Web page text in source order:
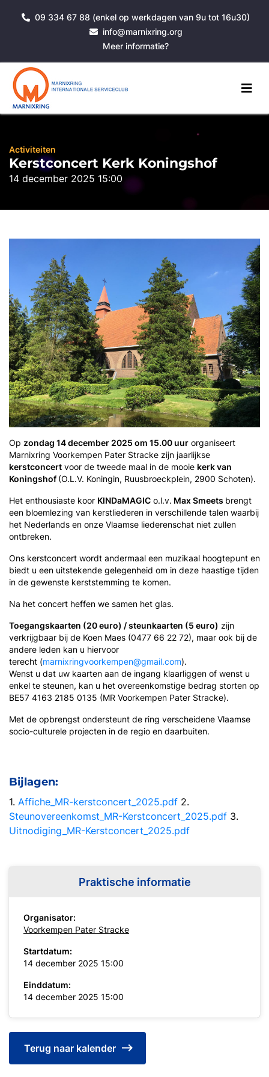
09 334 67 88 (enkel op werkdagen van 9u tot 16u30)
info@marnixring.org
Meer informatie?
Activiteiten
Kerstconcert Kerk Koningshof
14 december 2025 15:00
Op zondag 14 december 2025 om 15.00 uur organiseert
Marnixring Voorkempen Pater Stracke zijn jaarlijkse
kerstconcert voor de tweede maal in de mooie kerk van
Koningshof (O.L.V. Koningin, Ruusbroeckplein, 2900 Schoten).
Het enthousiaste koor KINDaMAGIC o.l.v. Max Smeets brengt
een bloemlezing van kerstliederen in verschillende talen waarbij
het Nederlands en onze Vlaamse liederenschat niet zullen
ontbreken.
Ons kerstconcert wordt andermaal een muzikaal hoogtepunt en
biedt u een uitstekende gelegenheid om in deze haastige tijden
in de gewenste kerststemming te komen.
Na het concert heffen we samen het glas.
Toegangskaarten (20 euro) / steunkaarten (5 euro) zijn
verkrijgbaar bij de Koen Maes (0477 66 22 72), maar ook bij de
andere leden kan u hiervoor
terecht (marnixringvoorkempen@gmail.com).
Wenst u dat uw kaarten aan de ingang klaarliggen of wenst u
enkel te steunen, kan u het overeenkomstige bedrag storten op
BE57 4163 2185 0135 (MR Voorkempen Pater Stracke).
Met de opbrengst ondersteunt de ring verscheidene Vlaamse
socio-culturele projecten in de regio en daarbuiten.
Bijlagen:
1. Affiche_MR-kerstconcert_2025.pdf 2.
Steunovereenkomst_MR-Kerstconcert_2025.pdf 3.
Uitnodiging_MR-Kerstconcert_2025.pdf
Praktische informatie
Organisator:
Voorkempen Pater Stracke
Startdatum:
14 december 2025 15:00
Einddatum:
14 december 2025 15:00
Terug naar kalender